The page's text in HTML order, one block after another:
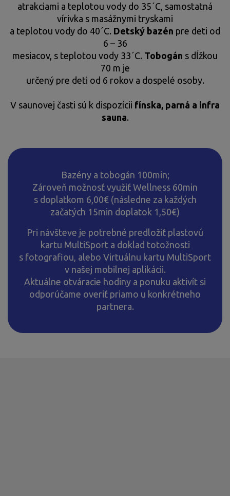
atrakciami a teplotou vody do 35´C, samostatná
vírivka s masážnymi tryskami
a teplotou vody do 40´C. Detský bazén pre deti od
6 – 36
mesiacov, s teplotou vody 33´C. Tobogán s dĺžkou
70 m je
určený pre deti od 6 rokov a dospelé osoby.
V saunovej časti sú k dispozícii fínska, parná a infra
sauna.
Bazény a tobogán 100min;
Zároveň možnosť využiť Wellness 60min
s doplatkom 6,00€ (následne za každých
začatých 15min doplatok 1,50€)
Pri návšteve je potrebné predložiť plastovú
kartu MultiSport a doklad totožnosti
s fotografiou, alebo Virtuálnu kartu MultiSport
v našej mobilnej aplikácii.
Aktuálne otváracie hodiny a ponuku aktivít si
odporúčame overiť priamo u konkrétneho
partnera.